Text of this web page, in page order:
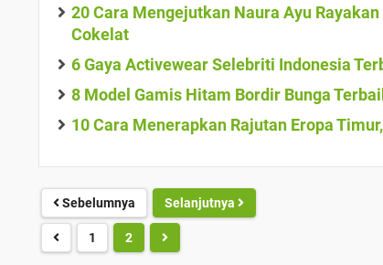
20 Cara Mengejutkan Naura Ayu
Cokelat
6 Gaya Activewear Selebriti Indonesia
8 Model Gamis Hitam Bordir Bunga
10 Cara Menerapkan Rajutan Eropa
Sebelumnya Selanjutnya
1 2